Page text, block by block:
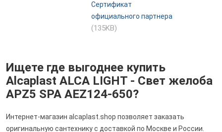
Сертификат
официального партнера
(135KB)
Ищете где выгоднее купить
Alcaplast ALCA LIGHT - Свет желоба
APZ5 SPA AEZ124-650?
Интернет-магазин alcaplast.shop позволяет заказать
оригинальную сантехнику с доставкой по Москве и России.